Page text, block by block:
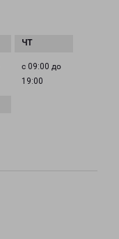
с 09:00 до
19:00